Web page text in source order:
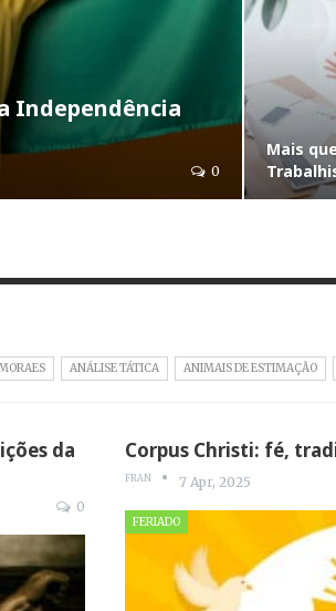
Independência
0
Mais
ANÁLISE TÁTICA ANIMAIS DE ESTIMAÇÃO
da
0
Corpus Christi: fé,
FRAN 7 Apr, 2025
FERIADO